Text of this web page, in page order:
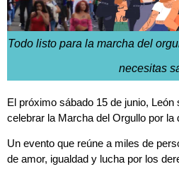
Todo listo para la marcha del
necesitas
El próximo sábado 15 de junio,
celebrar la Marcha del Orgullo por la
Un evento que reúne a miles de
de amor, igualdad y lucha por los